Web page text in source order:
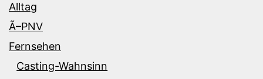
Alltag
Ã–PNV
Fernsehen
Casting-Wahnsinn